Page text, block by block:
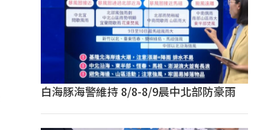
白海豚海警維持 8/8-8/9晨中北部防豪雨